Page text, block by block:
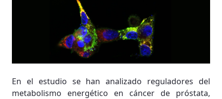
En el estudio se han analizado reguladores del
metabolismo energético en cáncer de próstata,